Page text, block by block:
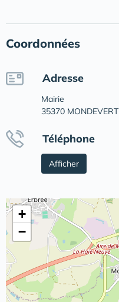
Coordonnées
Adresse
Mairie
35370 MONDEVERT
Téléphone
Afficher
+
−